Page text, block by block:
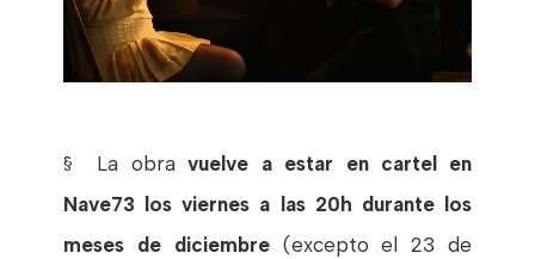
§ La obravuelve a estar en cartel en
Nave73 los viernes a las 20h durante los
meses de diciembre (excepto el 23 de